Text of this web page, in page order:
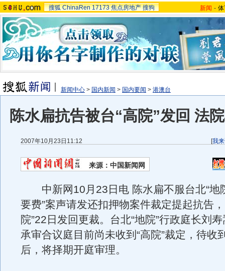
搜狐 ChinaRen 17173 焦点房地产 搜狗 新闻 -
新闻中心 > 国内新闻 > 国内要闻 > 港澳台
陈水扁抗告被台“高院”发回 法
2007年10月23日11:12 [我
来源：中国新闻网
中新网10月23日电 陈水扁不服台北“地
要费”案声请发还扣押物案件裁定提起抗告
院”22日发回更裁。台北“地院”行政庭长刘
承审合议庭目前尚未收到“高院”裁定，待收
后，将择期开庭审理。